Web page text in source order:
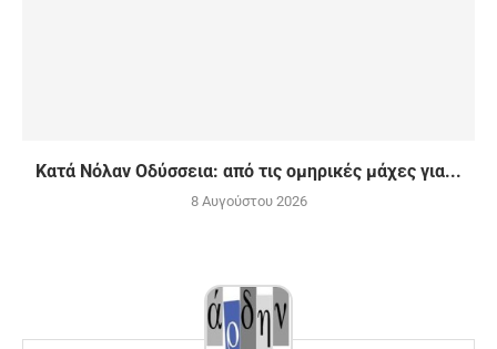
Κατά Νόλαν Οδύσσεια: από τις ομηρικές μάχες για...
8 Αυγούστου 2026